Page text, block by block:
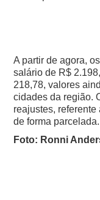
A partir de agora,
salário de R$
218,78, valores
cidades da região.
reajustes,
de forma parcelada.
Foto: Ronni